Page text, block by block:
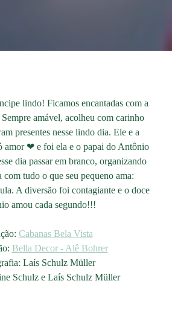
lindo! Ficamos encantadas com a
amável, acolheu com carinho
presentes nesse lindo dia. Ele e a
amor ❤ e foi ela e o papai do Antônio
dia passar em branco, organizando
com tudo o que seu pequeno ama:
A diversão foi contagiante e o doce
amou cada segundo!!!
Cabanas Bela Vista
Bella Decor - Alê Bohrer
Laís Schulz Müller
Schulz e Laís Schulz Müller